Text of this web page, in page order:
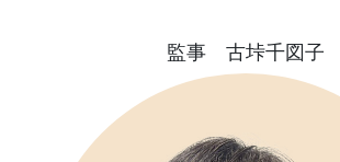
監事 古垰千図子